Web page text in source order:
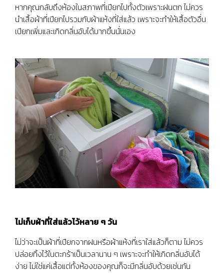
หากคุณกลับถึงห้องในสภาพที่เปียกไปทั้งตัวเพราะฝนตก ไม่ควร
นำเสื้อผ้าที่เปียกไปรวมกับผ้าแห้งที่ใส่แล้ว เพราะจะทำให้เสื้อตัวอื่น
เปียกเพิ่มและเกิดกลิ่นอับได้มากขึ้นนั่นเอง
ไม่เก็บผ้าที่ใส่แล้วไว้หลาย ๆ วัน
ไม่ว่าจะเป็นผ้าที่เปียกจากฝนหรือผ้าแห้งที่เราใส่แล้วก็ตาม ไม่ควร
ปล่อยทิ้งไว้ในตะกร้าเป็นเวลานาน ๆ เพราะจะทำให้เกิดกลิ่นอับได้
ง่าย ไม่ใช่แค่เสื้อแต่ทั้งห้องของคุณก็จะมีกลิ่นอับด้วยเช่นกัน